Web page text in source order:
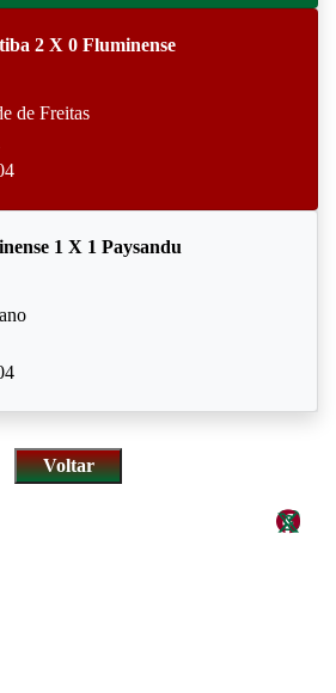
2 X 0 Fluminense
de Freitas
1 X 1 Paysandu